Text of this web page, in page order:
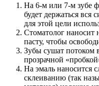
На 6-м или 7-м зубе
будет держаться вся
для этой цели
Стоматолог
пасту, чтобы
Зубы сушат потоком
прозрачной
На эмаль наносится
склеиванию (так